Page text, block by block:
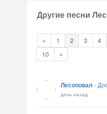
Другие песни
« 1 2 3 4
10
»
Лесоповал -
день назад